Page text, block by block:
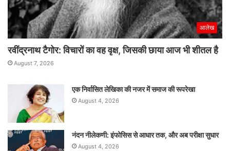
आलेख
रवींद्रनाथ टैगोर: विचारों का वह वृक्ष, जिसकी छाया आज भी शीतल है
August 7, 2026
एक निर्वासित लेखिका की नजर में समाज की रूपरेखा
August 4, 2026
नंदन नीलेकणी: इंफोसिस से आधार तक, और अब परीक्षा सुधार
August 4, 2026